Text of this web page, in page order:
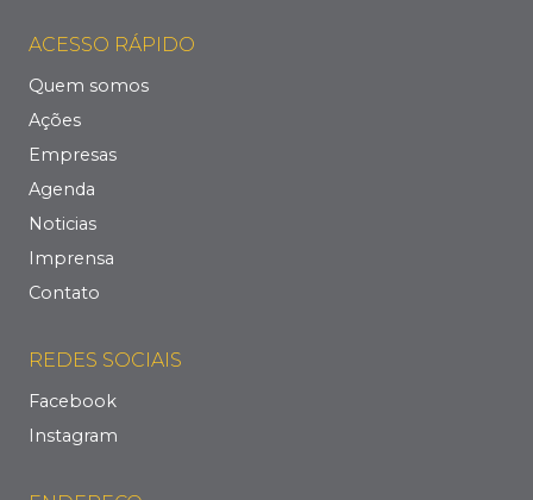
ACESSO RÁPIDO
Quem somos
Ações
Empresas
Agenda
Noticias
Imprensa
Contato
REDES SOCIAIS
Facebook
Instagram